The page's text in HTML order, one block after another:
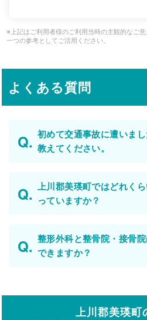
※上記はご利用者様のご利用当時の主観的なご
一つの参考としてご活用ください。
よくある質問
初めて交通事故に遭いま
教えてください。
上川郡美瑛町ではどれく
っていますか？
整形外科と整骨院・接骨
できますか？
上川郡美瑛町